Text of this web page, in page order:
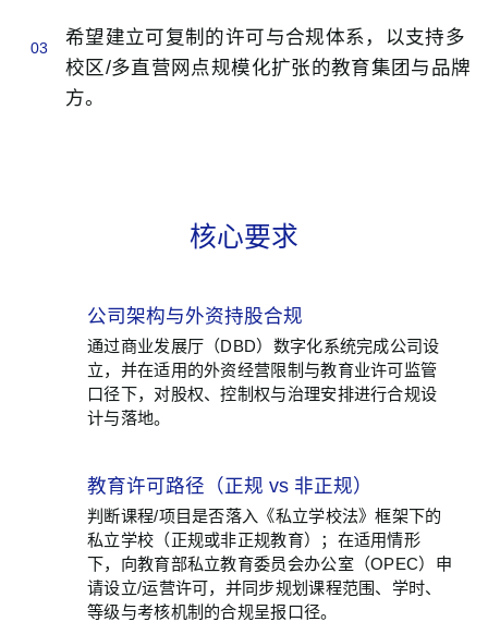
03
希望建立可复制的许可与合规体系，以支持多
校区/多直营网点规模化扩张的教育集团与品牌
方。
核心要求
公司架构与外资持股合规
通过商业发展厅（DBD）数字化系统完成公司设
立，并在适用的外资经营限制与教育业许可监管
口径下，对股权、控制权与治理安排进行合规设
计与落地。
教育许可路径（正规 vs 非正规）
判断课程/项目是否落入《私立学校法》框架下的
私立学校（正规或非正规教育）；在适用情形
下，向教育部私立教育委员会办公室（OPEC）申
请设立/运营许可，并同步规划课程范围、学时、
等级与考核机制的合规呈报口径。